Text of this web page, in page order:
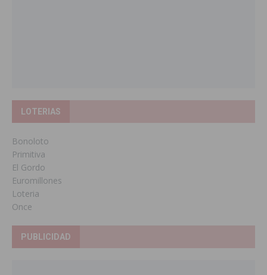
LOTERIAS
Bonoloto
Primitiva
El Gordo
Euromillones
Loteria
Once
PUBLICIDAD